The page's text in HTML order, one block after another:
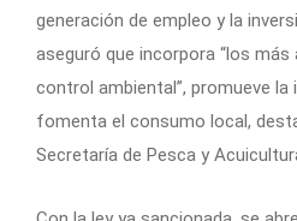
generación de empleo y la
aseguró que incorpora “los
control ambiental”, promueve
fomenta el consumo local,
Secretaría de Pesca y